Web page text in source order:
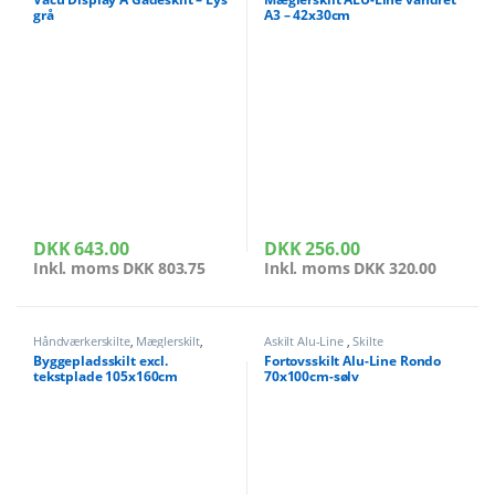
grå
DKK643.00
Inkl. moms DKK 803.75
A3 – 42x30cm
DKK256.00
Inkl. moms DKK 320.00
Håndværkerskilte, Mæglerskilt,
Skilte
Byggepladsskilt excl.
tekstplade 105x160cm
Askilt Alu-Line ,Skilte
Fortovsskilt Alu-Line Rondo
70x100cm-sølv